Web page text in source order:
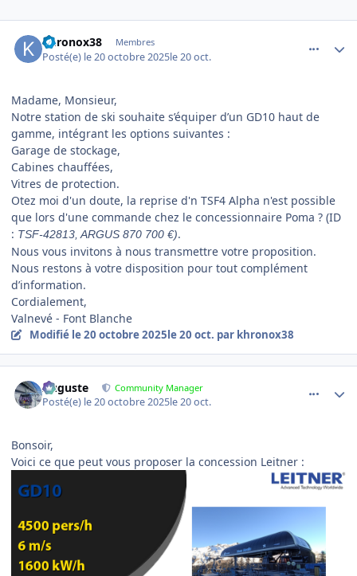
khronox38 Membres
Posté(e) le 20 octobre 2025le 20 oct.
Madame, Monsieur,
Notre station de ski souhaite s’équiper d’un GD10 haut de
gamme, intégrant les options suivantes :
Garage de stockage,
Cabines chauffées,
Vitres de protection.
Otez moi d'un doute, la reprise d'n TSF4 Alpha n'est possible
que lors d'une commande chez le concessionnaire Poma ? (ID
: TSF-42813, ARGUS 870 700 €).
Nous vous invitons à nous transmettre votre proposition.
Nous restons à votre disposition pour tout complément
d’information.
Cordialement,
Valnevé - Font Blanche
Modifié le 20 octobre 2025le 20 oct. par khronox38
Auguste Community Manager
Posté(e) le 20 octobre 2025le 20 oct.
Bonsoir,
Voici ce que peut vous proposer la concession Leitner :